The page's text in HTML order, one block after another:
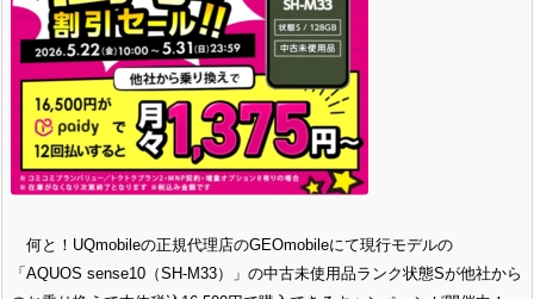
何と！UQmobileの正規代理店のGEOmobileにて現行モデルの
「AQUOS sense10（SH-M33）」の中古未使用品ランク状態Sが他社から